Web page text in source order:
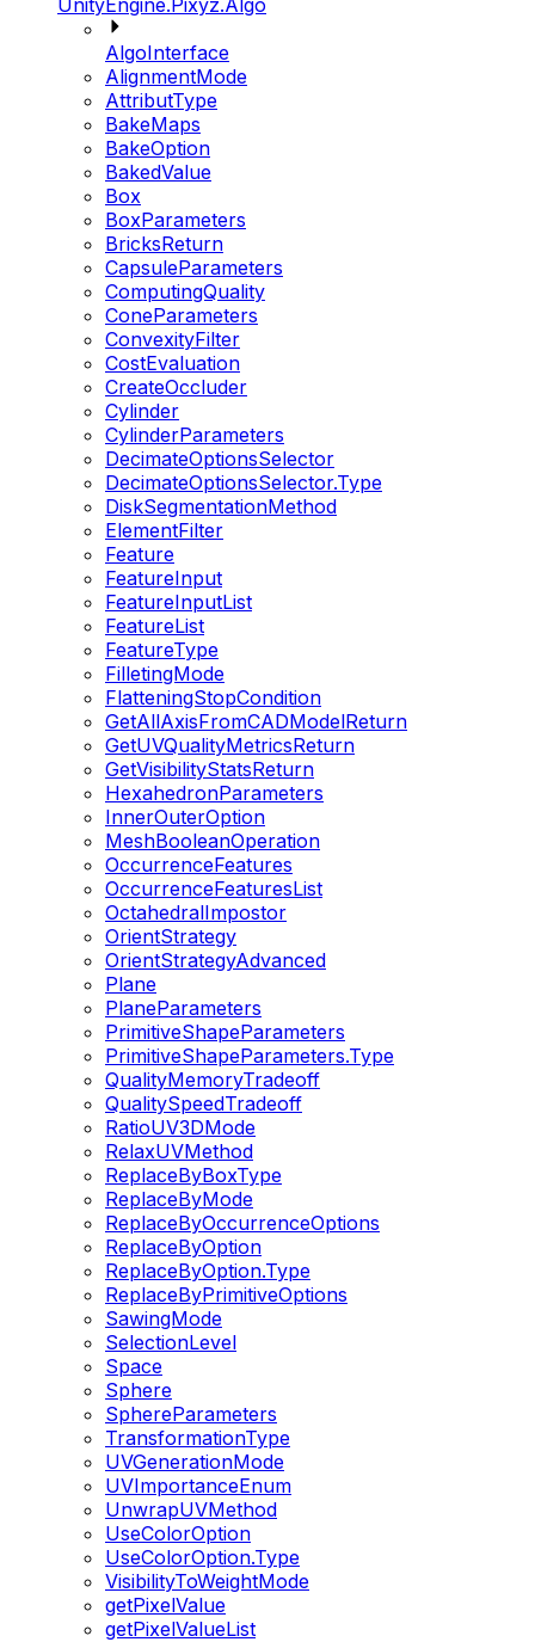
UnityEngine.Pixyz.Algo
AlgoInterface
AlignmentMode
AttributType
BakeMaps
BakeOption
BakedValue
Box
BoxParameters
BricksReturn
CapsuleParameters
ComputingQuality
ConeParameters
ConvexityFilter
CostEvaluation
CreateOccluder
Cylinder
CylinderParameters
DecimateOptionsSelector
DecimateOptionsSelector.Type
DiskSegmentationMethod
ElementFilter
Feature
FeatureInput
FeatureInputList
FeatureList
FeatureType
FilletingMode
FlatteningStopCondition
GetAllAxisFromCADModelReturn
GetUVQualityMetricsReturn
GetVisibilityStatsReturn
HexahedronParameters
InnerOuterOption
MeshBooleanOperation
OccurrenceFeatures
OccurrenceFeaturesList
OctahedralImpostor
OrientStrategy
OrientStrategyAdvanced
Plane
PlaneParameters
PrimitiveShapeParameters
PrimitiveShapeParameters.Type
QualityMemoryTradeoff
QualitySpeedTradeoff
RatioUV3DMode
RelaxUVMethod
ReplaceByBoxType
ReplaceByMode
ReplaceByOccurrenceOptions
ReplaceByOption
ReplaceByOption.Type
ReplaceByPrimitiveOptions
SawingMode
SelectionLevel
Space
Sphere
SphereParameters
TransformationType
UVGenerationMode
UVImportanceEnum
UnwrapUVMethod
UseColorOption
UseColorOption.Type
VisibilityToWeightMode
getPixelValue
getPixelValueList